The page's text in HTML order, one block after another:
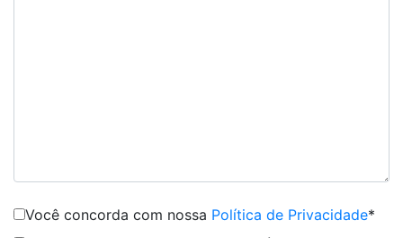
Você concorda com nossa Política de Privacidade*